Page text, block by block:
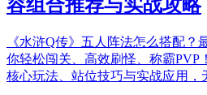
容组合推荐与实战攻略
《水浒Q传》五人阵法怎么搭配？
你轻松闯关、高效刷怪、称霸PVP
核心玩法、站位技巧与实战应用